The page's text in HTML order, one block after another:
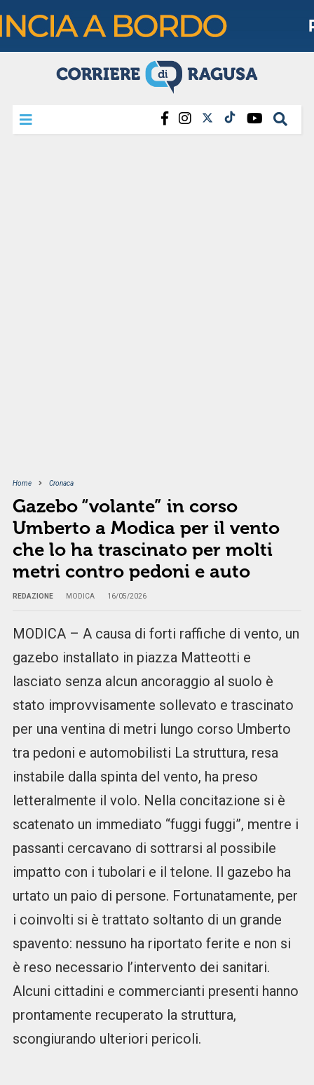
Home Cronaca
Gazebo “volante” in corso
Umberto a Modica per il vento
che lo ha trascinato per molti
metri contro pedoni e auto
REDAZIONE MODICA 16/05/2026
MODICA – A causa di forti raffiche di vento, un
gazebo installato in piazza Matteotti e
lasciato senza alcun ancoraggio al suolo è
stato improvvisamente sollevato e trascinato
per una ventina di metri lungo corso Umberto
tra pedoni e automobilisti La struttura, resa
instabile dalla spinta del vento, ha preso
letteralmente il volo. Nella concitazione si è
scatenato un immediato “fuggi fuggi”, mentre i
passanti cercavano di sottrarsi al possibile
impatto con i tubolari e il telone. Il gazebo ha
urtato un paio di persone. Fortunatamente, per
i coinvolti si è trattato soltanto di un grande
spavento: nessuno ha riportato ferite e non si
è reso necessario l’intervento dei sanitari.
Alcuni cittadini e commercianti presenti hanno
prontamente recuperato la struttura,
scongiurando ulteriori pericoli.